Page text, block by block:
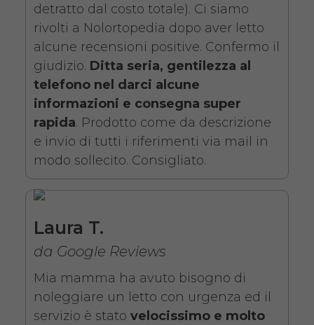
degenza ortopedico
elettrico in legno +
Materasso Antidecubito
Noleggio letto da degenza
completo di sponde di
contenimento con materasso
antidecubito. Noleggio
minimo 7 giorni da 109 euro.
COSTO NOLEGGIO
detratto dal costo totale). Ci siamo
rivolti a Nolortopedia dopo aver letto
alcune recensioni positive. Confermo il
giudizio. Ditta seria, gentilezza al
telefono nel darci alcune
informazioni e consegna super
rapida. Prodotto come da descrizione
e invio di tutti i riferimenti via mail in
modo sollecito. Consigliato.
Laura T.
da Google Reviews
Mia mamma ha avuto bisogno di
noleggiare un letto con urgenza ed il
servizio è statovelocissimo e molto